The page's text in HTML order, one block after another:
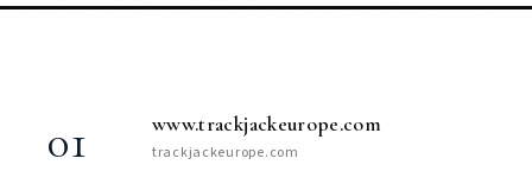
01 www.trackjackeurope.com
trackjackeurope.com